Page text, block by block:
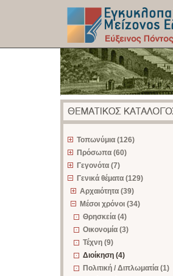
Τοπωνύμια (126)
Πρόσωπα (60)
Γεγονότα (7)
Γενικά θέματα (129)
Αρχαιότητα (39)
Μέσοι χρόνοι (34)
Θρησκεία (4)
Οικονομία (3)
Τέχνη (9)
Διοίκηση (4)
Πολιτική / Διπλωματία (1)